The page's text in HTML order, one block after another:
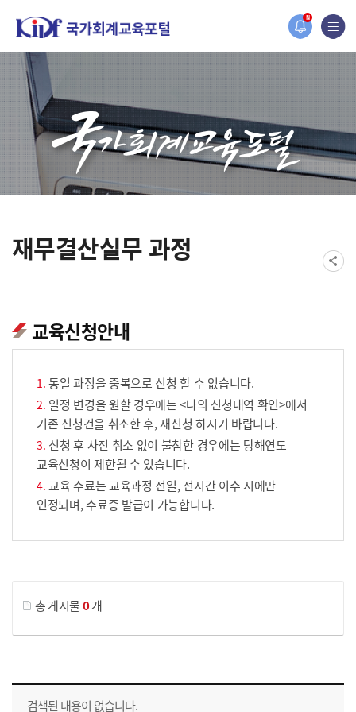
N
홈페이지가 새롭게 개편되었습니다.
한국조세재정연구원홈페이지가 새롭게 개설되었습니다.
재무결산실무 과정
교육신청안내
동일 과정을 중복으로 신청 할 수 없습니다.
일정 변경을 원할 경우에는 <나의 신청내역 확인>에서
기존 신청건을 취소한 후, 재신청 하시기 바랍니다.
신청 후 사전 취소 없이 불참한 경우에는 당해연도
교육신청이 제한될 수 있습니다.
교육 수료는 교육과정 전일, 전시간 이수 시에만
인정되며, 수료증 발급이 가능합니다.
총 게시물0개
교육신청 목록을 나타낸 표로 회차, 지역, 접수기간, 교육기간, 교육장소, 신청인원/모집인원, 상태로 나뉘어 설명합니다.
검색된 내용이 없습니다.